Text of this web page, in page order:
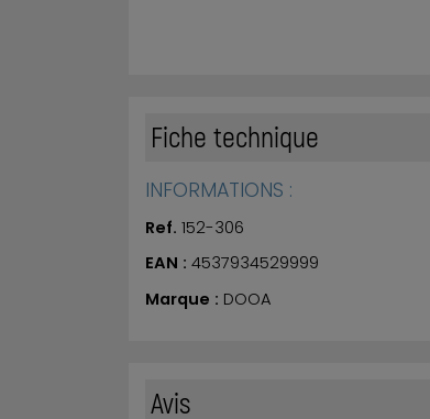
Fiche technique
INFORMATIONS :
Ref. 152-306
EAN : 4537934529999
Marque : DOOA
Avis